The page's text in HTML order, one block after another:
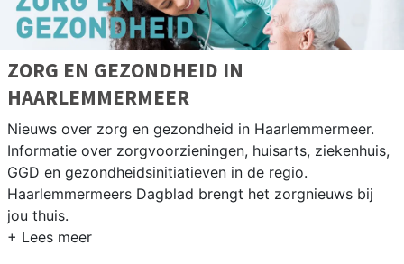
ZORG EN GEZONDHEID IN
HAARLEMMERMEER
Nieuws over zorg en gezondheid in Haarlemmermeer.
Informatie over zorgvoorzieningen, huisarts, ziekenhuis,
GGD en gezondheidsinitiatieven in de regio.
Haarlemmermeers Dagblad brengt het zorgnieuws bij
jou thuis.